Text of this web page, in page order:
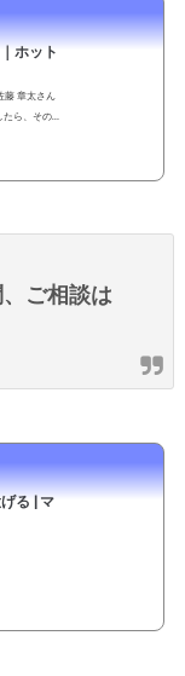
ホット
藤 章太さん
たら、その
ご相談は